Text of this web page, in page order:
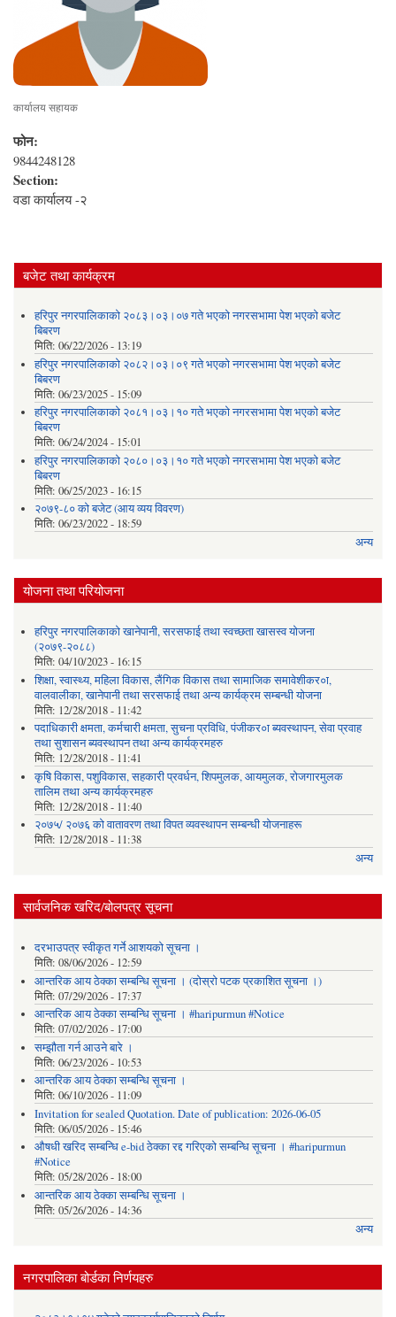
कार्यालय सहायक
फोन:
9844248128
Section:
वडा कार्यालय -२
बजेट तथा कार्यक्रम
हरिपुर नगरपालिकाको २०८३।०३।०७ गते भएको नगरसभामा पेश भएको बजेट
बिबरण
मिति: 06/22/2026 - 13:19
हरिपुर नगरपालिकाको २०८२।०३।०९ गते भएको नगरसभामा पेश भएको बजेट
बिबरण
मिति: 06/23/2025 - 15:09
हरिपुर नगरपालिकाको २०८१।०३।१० गते भएको नगरसभामा पेश भएको बजेट
बिबरण
मिति: 06/24/2024 - 15:01
हरिपुर नगरपालिकाको २०८०।०३।१० गते भएको नगरसभामा पेश भएको बजेट
बिबरण
मिति: 06/25/2023 - 16:15
२०७९-८० को बजेट (आय व्यय विवरण)
मिति: 06/23/2022 - 18:59
अन्य
योजना तथा परियोजना
हरिपुर नगरपालिकाको खानेपानी, सरसफाई तथा स्वच्छता खासस्व योजना
(२०७९-२०८८)
मिति: 04/10/2023 - 16:15
शिक्षा, स्वास्थ्य, महिला विकास, लैंगिक विकास तथा सामाजिक समावेशीकर०ा,
वालवालीका, खानेपानी तथा सरसफाई तथा अन्य कार्यक्रम सम्बन्धी योजना
मिति: 12/28/2018 - 11:42
पदाधिकारी क्षमता, कर्मचारी क्षमता, सुचना प्रविधि, पंजीकर०ा ब्यवस्थापन, सेवा प्रवाह
तथा सुशासन ब्यवस्थापन तथा अन्य कार्यक्रमहरु
मिति: 12/28/2018 - 11:41
कृषि विकास, पशुविकास, सहकारी प्रवर्धन, शिपमुलक, आयमुलक, रोजगारमुलक
तालिम तथा अन्य कार्यक्रमहरु
मिति: 12/28/2018 - 11:40
२०७५/ २०७६ को वातावरण तथा विपत व्यवस्थापन सम्बन्धी योजनाहरू
मिति: 12/28/2018 - 11:38
अन्य
सार्वजनिक खरिद/बोलपत्र सूचना
दरभाउपत्र स्वीकृत गर्ने आशयको सूचना ।
मिति: 08/06/2026 - 12:59
आन्तरिक आय ठेक्का सम्बन्धि सूचना । (दोस्रो पटक प्रकाशित सूचना ।)
मिति: 07/29/2026 - 17:37
आन्तरिक आय ठेक्का सम्बन्धि सूचना । #haripurmun #Notice
मिति: 07/02/2026 - 17:00
सम्झौता गर्न आउने बारे ।
मिति: 06/23/2026 - 10:53
आन्तरिक आय ठेक्का सम्बन्धि सूचना ।
मिति: 06/10/2026 - 11:09
Invitation for sealed Quotation. Date of publication: 2026-06-05
मिति: 06/05/2026 - 15:46
औषधी खरिद सम्बन्धि e-bid ठेक्का रद्द गरिएको सम्बन्धि सूचना । #haripurmun
#Notice
मिति: 05/28/2026 - 18:00
आन्तरिक आय ठेक्का सम्बन्धि सूचना ।
मिति: 05/26/2026 - 14:36
अन्य
नगरपालिका बोर्डका निर्णयहरु